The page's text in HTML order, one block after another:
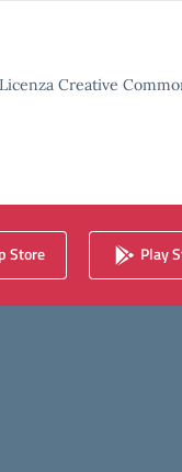
Creative
Store Play